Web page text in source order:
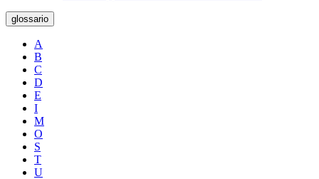
glossario
A
B
C
D
E
I
M
O
S
T
U